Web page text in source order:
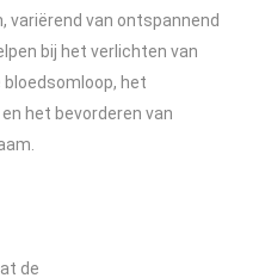
variërend van ontspannend
bij het verlichten van
het
het bevorderen van
de